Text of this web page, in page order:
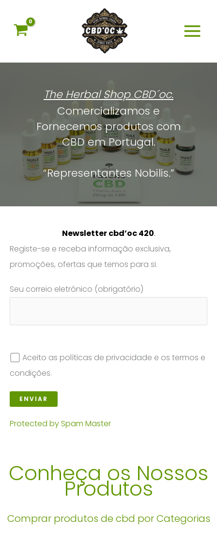
content
The Herbal Shop CBD´oc.
Comercializamos e
Fornecemos produtos com
CBD em Portugal.
“Representantes Nobilis.”
Newsletter cbd’oc 420.
Registe-se e receba informação exclusiva,
promoções, ofertas que temos para si.
Seu correio eletrónico (obrigatório)
Aceito as políticas de privacidade e os termos e
condições.
Protected by Spam Master
Conheça os Nossos
Produtos
Comprar produtos de cbd por Categorias